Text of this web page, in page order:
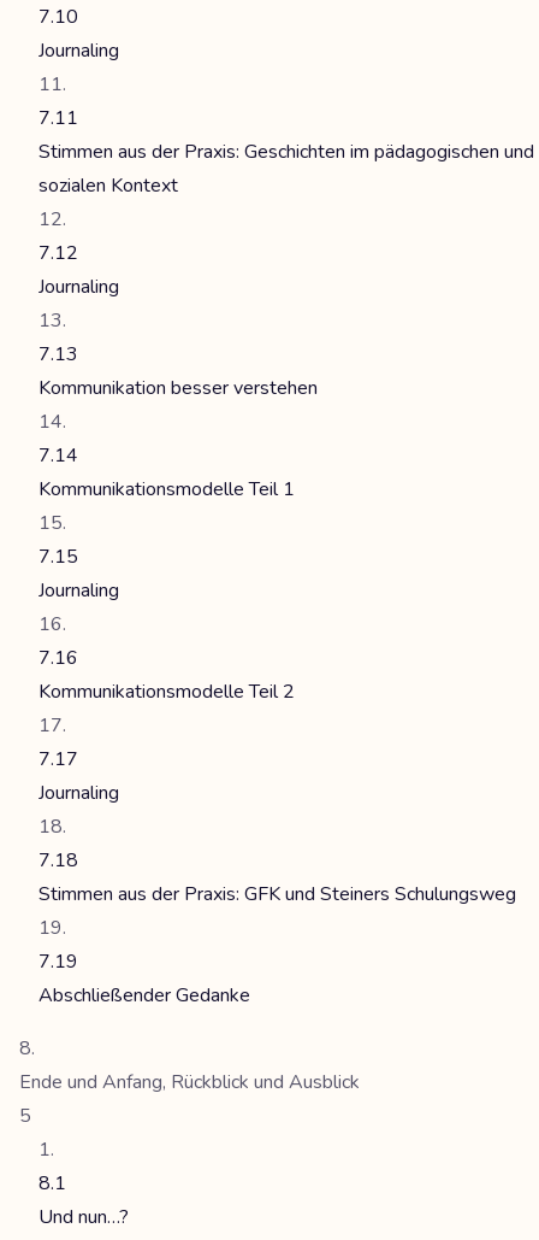
7.10
Journaling
7.11
Stimmen aus der Praxis: Geschichten im pädagogischen und
sozialen Kontext
7.12
Journaling
7.13
Kommunikation besser verstehen
7.14
Kommunikationsmodelle Teil 1
7.15
Journaling
7.16
Kommunikationsmodelle Teil 2
7.17
Journaling
7.18
Stimmen aus der Praxis: GFK und Steiners Schulungsweg
7.19
Abschließender Gedanke
Ende und Anfang, Rückblick und Ausblick
5
8.1
Und nun…?